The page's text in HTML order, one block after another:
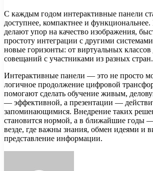
С каждым годом интерактивные панели
доступнее, компактнее и
делают упор на качество изображения,
простоту интеграции с другими
новые горизонты: от виртуальных
совещаний с участниками из разных стран.
Интерактивные панели — это не просто
логичное продолжение цифровой
помогают сделать обучение живым,
— эффективной, а презентации —
запоминающимися. Внедрение таких
становится нормой, а в ближайшие годы —
везде, где важны знания, обмен идеями и
представление информации.